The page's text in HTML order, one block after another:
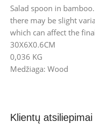
Salad spoon in
there may be slight
which can affect the
30X6X0.6CM
0,036 KG
Medžiaga: Wood
Klientų atsiliepimai